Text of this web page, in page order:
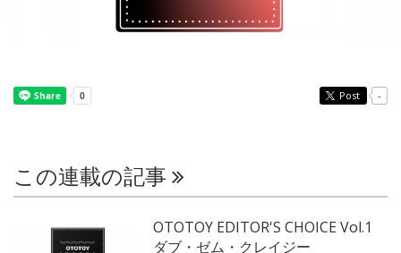
Post -
この連載の記事
OTOTOY EDITOR'S CHOICE Vol.1
ダブ・ゼム・クレイジー